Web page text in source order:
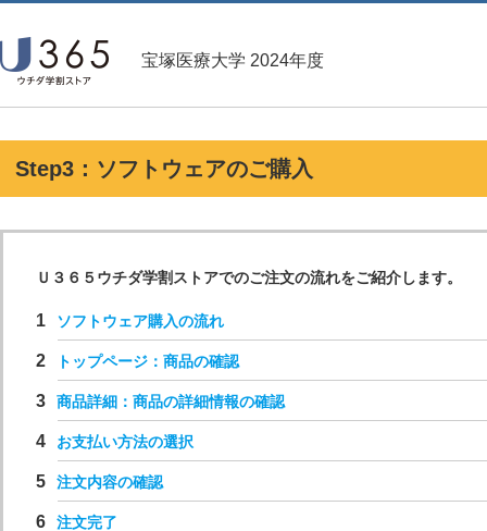
宝塚医療大学 2024年度
Step3：ソフトウェアのご購入
Ｕ３６５ウチダ学割ストアでのご注文の流れをご紹介します。
ソフトウェア購入の流れ
トップページ：商品の確認
商品詳細：商品の詳細情報の確認
お支払い方法の選択
注文内容の確認
注文完了